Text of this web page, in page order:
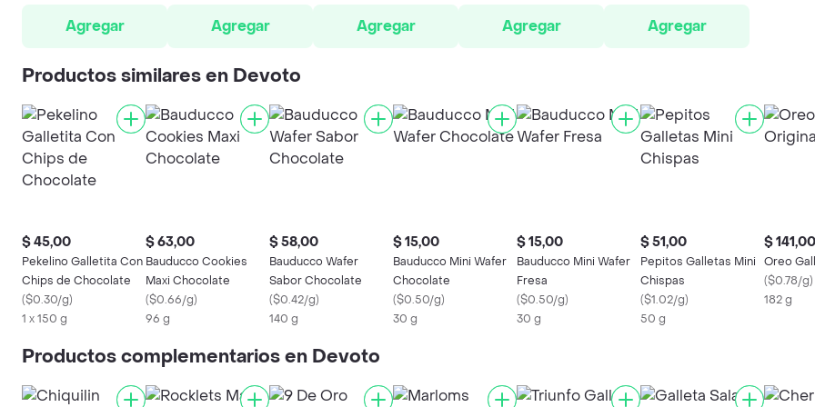
Agregar
Agregar
Agregar Agregar Agregar
Productos similares en Devoto
$ 45,00
Pekelino Galletita Con
Chips de Chocolate
($0.30/g)
1 x 150 g
$ 63,00
Bauducco Cookies
Maxi Chocolate
($0.66/g)
96 g
$ 58,00
Bauducco Wafer
Sabor Chocolate
($0.42/g)
140 g
$ 15,00
Bauducco Mini Wafer
Chocolate
($0.50/g)
30 g
$ 15,00
Bauducco Mini Wafer
Fresa
($0.50/g)
30 g
$ 51,00
Pepitos Galletas Mini
Chispas
($1.02/g)
50 g
$ 141,00
Oreo
($0.78/g)
182 g
Productos complementarios en Devoto